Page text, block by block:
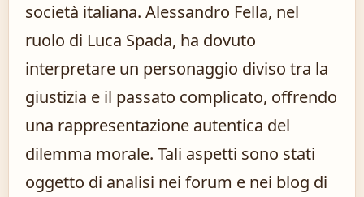
società italiana. Alessandro Fella, nel
ruolo di Luca Spada, ha dovuto
interpretare un personaggio diviso tra la
giustizia e il passato complicato, offrendo
una rappresentazione autentica del
dilemma morale. Tali aspetti sono stati
oggetto di analisi nei forum e nei blog di